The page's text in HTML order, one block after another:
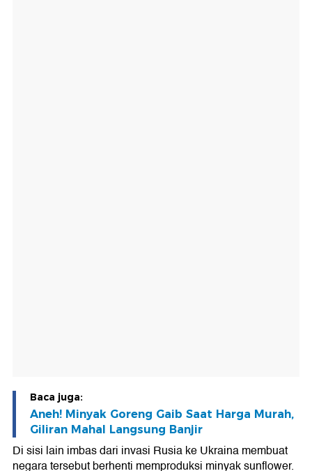
Baca juga:
Aneh! Minyak Goreng Gaib Saat Harga Murah,
Giliran Mahal Langsung Banjir
Di sisi lain imbas dari invasi Rusia ke Ukraina membuat
negara tersebut berhenti memproduksi minyak sunflower.